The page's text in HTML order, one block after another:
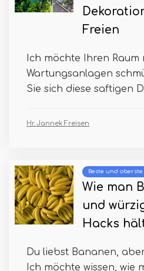
Freien
Ich möchte Ihren
Wartungsanlagen
Sie sich diese saftigen
Hr. Jannek Freisen
Beste und
Wie man
und
Hacks
Du liebst Bananen,
Ich möchte wissen, wie